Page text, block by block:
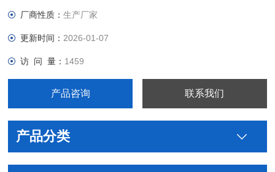
厂商性质：生产厂家
更新时间： 2026-01-07
访 问 量： 1459
产品咨询 联系我们
产品分类